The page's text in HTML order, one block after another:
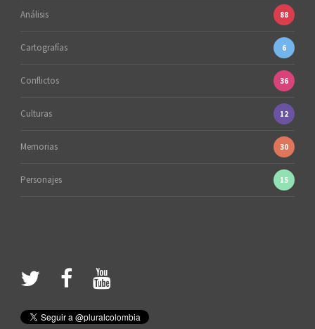
Análisis 88
Cartografías 6
Conflictos 36
Culturas 12
Memorias 30
Personajes 15